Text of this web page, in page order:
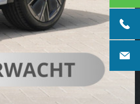
0313